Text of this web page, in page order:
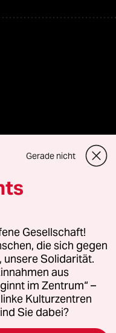
oder für Genehmigungen
Richtlinien
Impressum AGB
Gerade nicht
Gesellschaft!
die sich gegen
unsere Solidarität.
aus
im Zentrum“ –
Kulturzentren
Sie dabei?